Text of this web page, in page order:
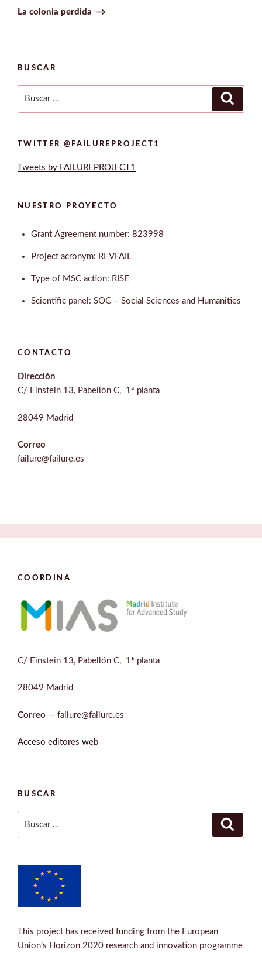
entrada
La colonia perdida
BUSCAR
TWITTER @FAILUREPROJECT1
Tweets by FAILUREPROJECT1
NUESTRO PROYECTO
Grant Agreement number: 823998
Project acronym: REVFAIL
Type of MSC action: RISE
Scientific panel: SOC – Social Sciences and Humanities
CONTACTO
Dirección
C/ Einstein 13, Pabellón C, 1ª planta
28049 Madrid
Correo
failure@failure.es
COORDINA
C/ Einstein 13, Pabellón C, 1ª planta
28049 Madrid
Correo — failure@failure.es
Acceso editores web
BUSCAR
This project has received funding from the European
Union’s Horizon 2020 research and innovation programme